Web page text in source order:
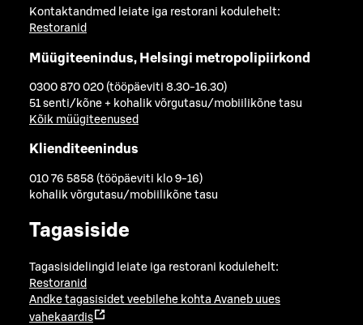
Kontaktandmed leiate iga restorani kodulehelt:
Restoranid
Müügiteenindus, Helsingi metropolipiirkond
0300 870 020 (tööpäeviti 8.30-16.30)
51 senti/kõne + kohalik võrgutasu/mobiilikõne tasu
Kõik müügiteenused
Klienditeenindus
010 76 5858 (tööpäeviti klo 9-16)
kohalik võrgutasu/mobiilikõne tasu
Tagasiside
Tagasisidelingid leiate iga restorani kodulehelt:
Restoranid
Andke tagasisidet veebilehe kohta Avaneb uues
vahekaardis